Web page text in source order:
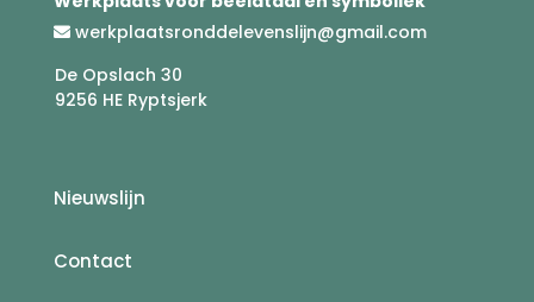
werkplaatsronddelevenslijn@gmail.com
De Opslach 30
9256 HE Ryptsjerk
Nieuwslijn
Contact